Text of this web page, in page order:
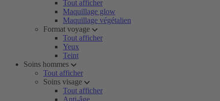
Tout afficher
Maquillage glow
Maquillage végétalien
Format voyage
Tout afficher
Yeux
Teint
Soins hommes
Tout afficher
Soins visage
Tout afficher
Anti-âge